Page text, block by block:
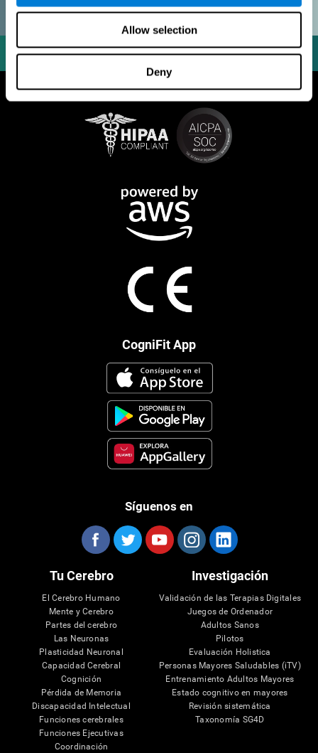
Allow selection
Deny
CogniFit App
Síguenos en
Tu Cerebro
El Cerebro Humano
Mente y Cerebro
Partes del cerebro
Las Neuronas
Plasticidad Neuronal
Capacidad Cerebral
Cognición
Pérdida de Memoria
Discapacidad Intelectual
Funciones cerebrales
Funciones Ejecutivas
Coordinación
Investigación
Validación de las Terapias Digitales
Juegos de Ordenador
Adultos Sanos
Pilotos
Evaluación Holistica
Personas Mayores Saludables (iTV)
Entrenamiento Adultos Mayores
Estado cognitivo en mayores
Revisión sistemática
Taxonomía SG4D